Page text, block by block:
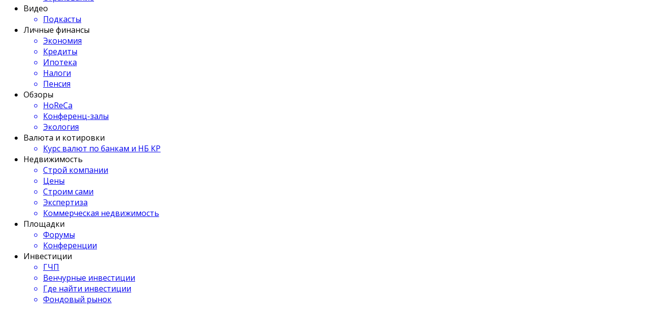
Видео
Подкасты
Личные финансы
Экономия
Кредиты
Ипотека
Налоги
Пенсия
Обзоры
HoReCa
Конференц-залы
Экология
Валюта и котировки
Курс валют по банкам и НБ КР
Недвижимость
Строй компании
Цены
Строим сами
Экспертиза
Коммерческая недвижимость
Площадки
Форумы
Конференции
Инвестиции
ГЧП
Венчурные инвестиции
Где найти инвестиции
Фондовый рынок